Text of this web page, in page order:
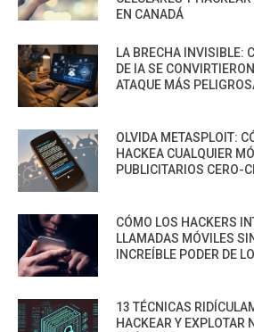
EN CANADÁ
LA BRECHA INVISIBLE:
DE IA SE
ATAQUE MÁS
OLVIDA METASPLOIT:
HACKEA CUALQUIER
PUBLICITARIOS CERO-
CÓMO LOS HACKERS
LLAMADAS MÓVILES
INCREÍBLE PODER DE
13 TÉCNICAS
HACKEAR Y EXPLOTAR